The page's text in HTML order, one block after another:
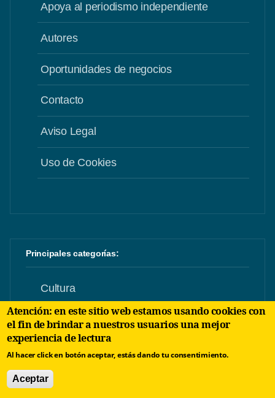
Apoya al periodismo independiente
Autores
Oportunidades de negocios
Contacto
Aviso Legal
Uso de Cookies
Principales categorías:
Cultura
Sociedad
Noticias
Entrevistas
Atención: en este sitio web estamos usando cookies con
el fin de brindar a nuestros usuarios una mejor
experiencia de lectura
Al hacer click en botón aceptar, estás dando tu consentimiento.
Aceptar